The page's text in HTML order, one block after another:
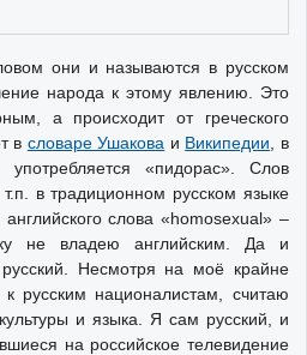
они и называются в русском
народа к этому явлению. Это
а происходит от греческого
в словаре Ушакова и Википедии , в
употребляется «пидорас». Слов
в традиционном русском языке
слова «homosexual» –
не владею английским. Да и
Несмотря на моё крайне
русским националистам, считаю
и языка. Я сам русский, и
на российское телевидение